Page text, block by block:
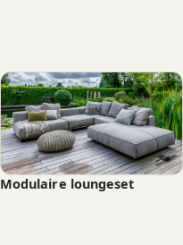
Modulaire loungeset